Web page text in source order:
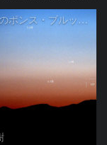
4月25日のポンス・ブルックス彗星(12P)